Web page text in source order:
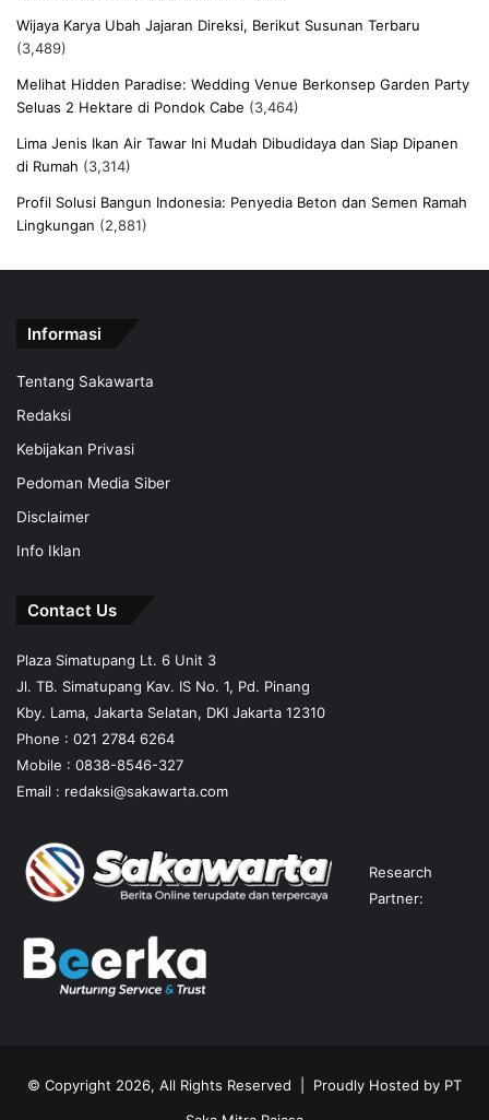
Wijaya Karya Ubah Jajaran Direksi, Berikut Susunan Terbaru
(3,489)
Melihat Hidden Paradise: Wedding Venue Berkonsep Garden Party
Seluas 2 Hektare di Pondok Cabe (3,464)
Lima Jenis Ikan Air Tawar Ini Mudah Dibudidaya dan Siap Dipanen
di Rumah (3,314)
Profil Solusi Bangun Indonesia: Penyedia Beton dan Semen Ramah
Lingkungan (2,881)
Informasi
Tentang Sakawarta
Redaksi
Kebijakan Privasi
Pedoman Media Siber
Disclaimer
Info Iklan
Contact Us
Plaza Simatupang Lt. 6 Unit 3
Jl. TB. Simatupang Kav. IS No. 1, Pd. Pinang
Kby. Lama, Jakarta Selatan, DKI Jakarta 12310
Phone : 021 2784 6264
Mobile : 0838-8546-327
Email : redaksi@sakawarta.com
Research
Partner:
© Copyright 2026, All Rights Reserved | Proudly Hosted by PT